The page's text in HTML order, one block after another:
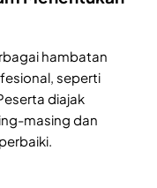
hambatan
seperti
diajak
masing dan